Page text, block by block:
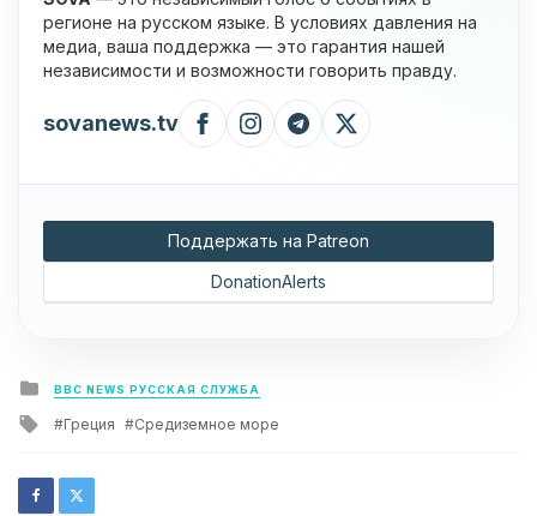
регионе на русском языке. В условиях давления на
медиа, ваша поддержка — это гарантия нашей
независимости и возможности говорить правду.
sovanews.tv
Поддержать на Patreon
DonationAlerts
Posted
in
BBC NEWS РУССКАЯ СЛУЖБА
Tagged
Греция Средиземное море